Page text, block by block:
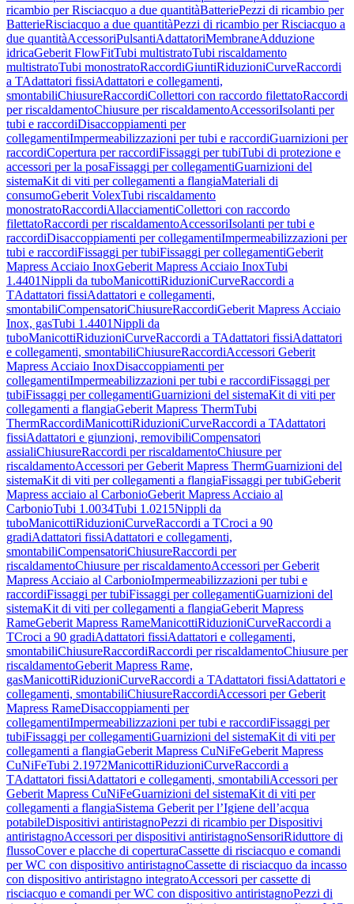
ricambio per Risciacquo a due quantitàBatteriePezzi di ricambio per
BatterieRisciacquo a due quantitàPezzi di ricambio per Risciacquo a
due quantitàAccessoriPulsantiAdattatoriMembraneAdduzione
idricaGeberit FlowFitTubi multistratoTubi riscaldamento
multistratoTubi monostratoRaccordiGiuntiRiduzioniCurveRaccordi
a TAdattatori fissiAdattatori e collegamenti,
smontabiliChiusureRaccordiCollettori con raccordo filettatoRaccordi
per riscaldamentoChiusure per riscaldamentoAccessoriIsolanti per
tubi e raccordiDisaccoppiamenti per
collegamentiImpermeabilizzazioni per tubi e raccordiGuarnizioni per
raccordiCopertura per raccordiFissaggi per tubiTubi di protezione e
accessori per la posaFissaggi per collegamentiGuarnizioni del
sistemaKit di viti per collegamenti a flangiaMateriali di
consumoGeberit VolexTubi riscaldamento
monostratoRaccordiAllacciamentiCollettori con raccordo
filettatoRaccordi per riscaldamentoAccessoriIsolanti per tubi e
raccordiDisaccoppiamenti per collegamentiImpermeabilizzazioni per
tubi e raccordiFissaggi per tubiFissaggi per collegamentiGeberit
Mapress Acciaio InoxGeberit Mapress Acciaio InoxTubi
1.4401Nippli da tuboManicottiRiduzioniCurveRaccordi a
TAdattatori fissiAdattatori e collegamenti,
smontabiliCompensatoriChiusureRaccordiGeberit Mapress Acciaio
Inox, gasTubi 1.4401Nippli da
tuboManicottiRiduzioniCurveRaccordi a TAdattatori fissiAdattatori
e collegamenti, smontabiliChiusureRaccordiAccessori Geberit
Mapress Acciaio InoxDisaccoppiamenti per
collegamentiImpermeabilizzazioni per tubi e raccordiFissaggi per
tubiFissaggi per collegamentiGuarnizioni del sistemaKit di viti per
collegamenti a flangiaGeberit Mapress ThermTubi
ThermRaccordiManicottiRiduzioniCurveRaccordi a TAdattatori
fissiAdattatori e giunzioni, removibiliCompensatori
assialiChiusureRaccordi per riscaldamentoChiusure per
riscaldamentoAccessori per Geberit Mapress ThermGuarnizioni del
sistemaKit di viti per collegamenti a flangiaFissaggi per tubiGeberit
Mapress acciaio al CarbonioGeberit Mapress Acciaio al
CarbonioTubi 1.0034Tubi 1.0215Nippli da
tuboManicottiRiduzioniCurveRaccordi a TCroci a 90
gradiAdattatori fissiAdattatori e collegamenti,
smontabiliCompensatoriChiusureRaccordi per
riscaldamentoChiusure per riscaldamentoAccessori per Geberit
Mapress Acciaio al CarbonioImpermeabilizzazioni per tubi e
raccordiFissaggi per tubiFissaggi per collegamentiGuarnizioni del
sistemaKit di viti per collegamenti a flangiaGeberit Mapress
RameGeberit Mapress RameManicottiRiduzioniCurveRaccordi a
TCroci a 90 gradiAdattatori fissiAdattatori e collegamenti,
smontabiliChiusureRaccordiRaccordi per riscaldamentoChiusure per
riscaldamentoGeberit Mapress Rame,
gasManicottiRiduzioniCurveRaccordi a TAdattatori fissiAdattatori e
collegamenti, smontabiliChiusureRaccordiAccessori per Geberit
Mapress RameDisaccoppiamenti per
collegamentiImpermeabilizzazioni per tubi e raccordiFissaggi per
tubiFissaggi per collegamentiGuarnizioni del sistemaKit di viti per
collegamenti a flangiaGeberit Mapress CuNiFeGeberit Mapress
CuNiFeTubi 2.1972ManicottiRiduzioniCurveRaccordi a
TAdattatori fissiAdattatori e collegamenti, smontabiliAccessori per
Geberit Mapress CuNiFeGuarnizioni del sistemaKit di viti per
collegamenti a flangiaSistema Geberit per l’Igiene dell’acqua
potabileDispositivi antiristagnoPezzi di ricambio per Dispositivi
antiristagnoAccessori per dispositivi antiristagnoSensoriRiduttore di
flussoCover e placche di coperturaCassette di risciacquo e comandi
per WC con dispositivo antiristagnoCassette di risciacquo da incasso
con dispositivo antiristagno integratoAccessori per cassette di
risciacquo e comandi per WC con dispositivo antiristagnoPezzi di